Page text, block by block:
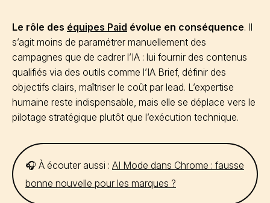
Le rôle des équipes Paid évolue en conséquence. Il
s’agit moins de paramétrer manuellement des
campagnes que de cadrer l’IA : lui fournir des contenus
qualifiés via des outils comme l’IA Brief, définir des
objectifs clairs, maîtriser le coût par lead. L’expertise
humaine reste indispensable, mais elle se déplace vers le
pilotage stratégique plutôt que l’exécution technique.
🎧 À écouter aussi : AI Mode dans Chrome : fausse
bonne nouvelle pour les marques ?